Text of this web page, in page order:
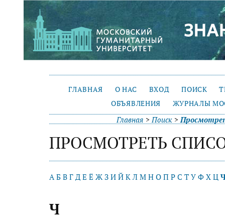
ГЛАВНАЯ О НАС ВХОД ПОИСК
ОБЪЯВЛЕНИЯ
ЖУРНАЛЫ
Главная >Поиск >
ПРОСМОТРЕТЬ
А Б В Г Д Е Ё Ж З И Й К Л М Н О П Р С Т У Ф Х Ц Ч
Ч